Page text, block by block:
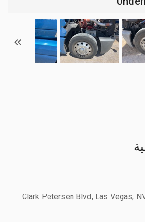
10500 Clark Petersen Blvd, Las Vegas,